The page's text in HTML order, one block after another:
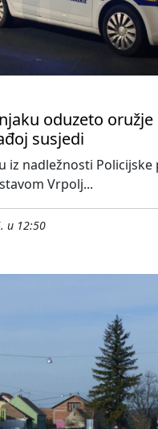
oduzeto
susjedi
iz nadležnosti Policijske
Vrpolj...
u 12:50